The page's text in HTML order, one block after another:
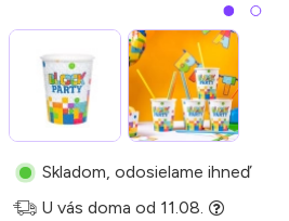
Skladom, odosielame ihneď
U vás doma od 11.08.